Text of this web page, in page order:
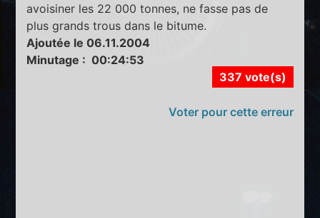
avoisiner les 22 000 tonnes, ne fasse pas de
plus grands trous dans le bitume.
Ajoutée le 06.11.2004
Minutage : 00:24:53
337 vote(s)
Voter pour cette erreur